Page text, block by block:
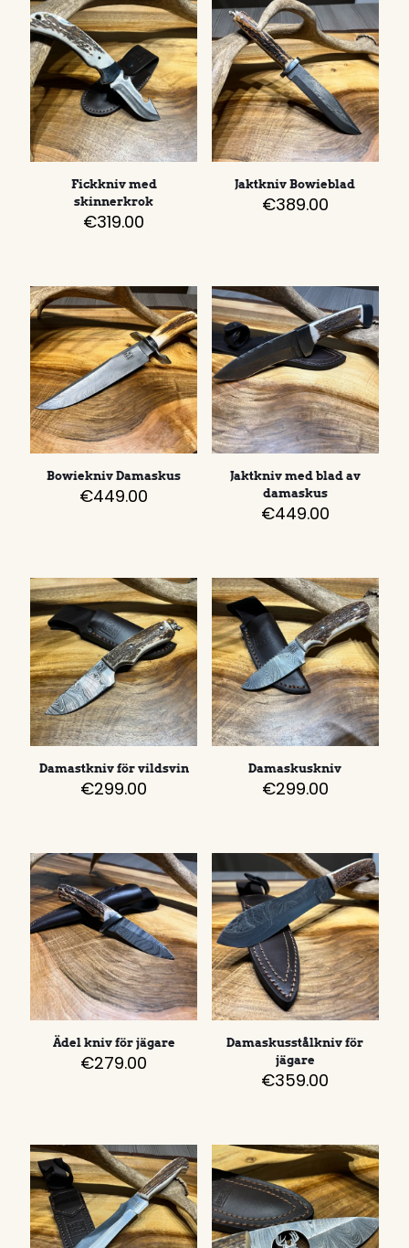
Fickkniv med
skinnerkrok
€319.00
Jaktkniv Bowieblad
€389.00
Bowiekniv Damaskus
€449.00
Jaktkniv med blad av
damaskus
€449.00
Damastkniv för vildsvin
€299.00
Damaskuskniv
€299.00
Ädel kniv för jägare
€279.00
Damaskusstålkniv för
jägare
€359.00